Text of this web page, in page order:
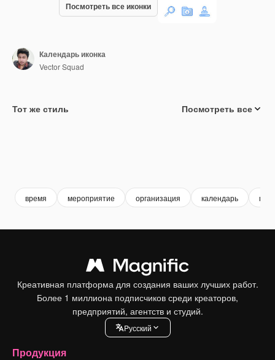
Посмотреть все иконки
Календарь иконка
Vector Squad
Тот же стиль Посмотреть все
время мероприятие организация календарь
Креативная платформа для создания ваших лучших работ.
Более 1 миллиона подписчиков среди креаторов,
предприятий, агентств и студий.
Pусский
Продукция